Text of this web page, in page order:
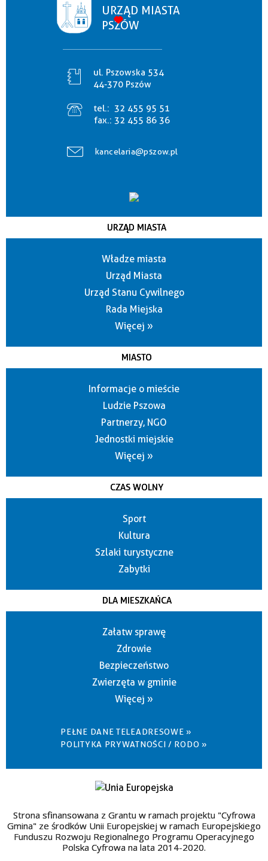
URZĄD MIASTA
PSZÓW
ul. Pszowska 534
44-370 Pszów
tel.: 32 455 95 51
fax.: 32 455 86 36
kancelaria@pszow.pl
URZĄD MIASTA
Władze miasta
Urząd Miasta
Urząd Stanu Cywilnego
Rada Miejska
Więcej »
MIASTO
Informacje o mieście
Ludzie Pszowa
Partnerzy, NGO
Jednostki miejskie
Więcej »
CZAS WOLNY
Sport
Kultura
Szlaki turystyczne
Zabytki
DLA MIESZKAŃCA
Załatw sprawę
Zdrowie
Bezpieczeństwo
Zwierzęta w gminie
Więcej »
PEŁNE DANE TELEADRESOWE »
POLITYKA PRYWATNOŚCI / RODO »
Strona sfinansowana z Grantu w ramach projektu "Cyfrowa
Gmina" ze środków Unii Europejskiej w ramach Europejskiego
Funduszu Rozwoju Regionalnego Programu Operacyjnego
Polska Cyfrowa na lata 2014-2020.